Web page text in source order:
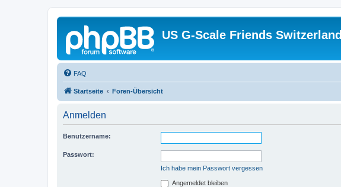
US G-Scale Friends Switzerland
FAQ
Startseite Foren-Übersicht
Anmelden
Benutzername:
Passwort:
Ich habe mein Passwort vergessen
Angemeldet bleiben